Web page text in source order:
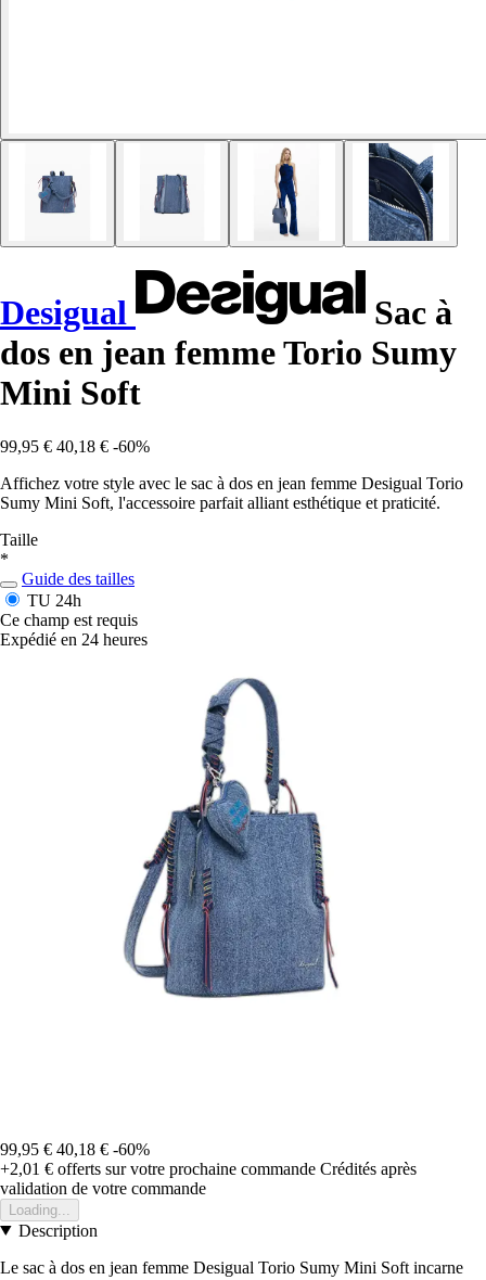
Desigual
Sac à
dos en jean femme Torio Sumy
Mini Soft
99,95 € 40,18 € -60%
Affichez votre style avec le sac à dos en jean femme Desigual Torio
Sumy Mini Soft, l'accessoire parfait alliant esthétique et praticité.
Taille
*
Guide des tailles
TU 24h
Ce champ est requis
Expédié en 24 heures
99,95 € 40,18 € -60%
+2,01 € offerts sur votre prochaine commande Crédités après
validation de votre commande
Loading...
Description
Le sac à dos en jean femme Desigual Torio Sumy Mini Soft incarne